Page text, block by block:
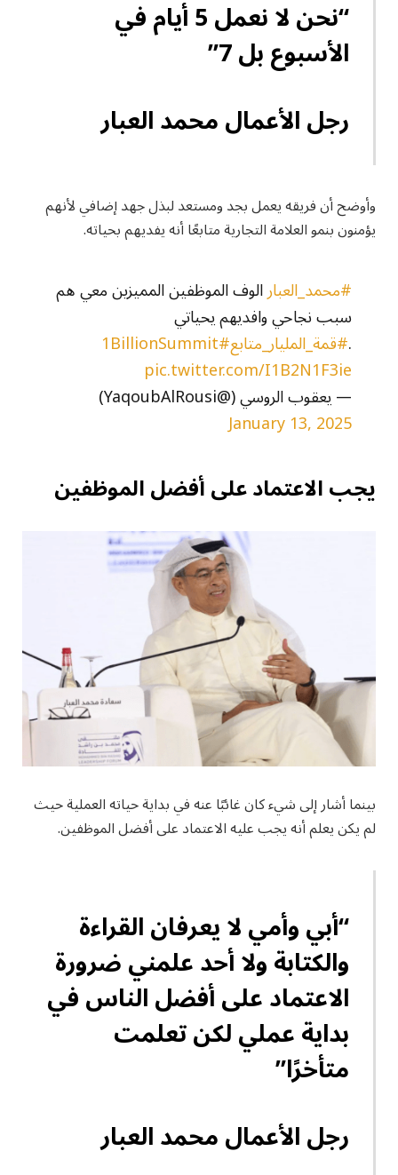
“نحن لا نعمل 5 أيام في
الأسبوع بل 7”
رجل الأعمال محمد العبار
وأوضح أن فريقه يعمل بجد ومستعد لبذل جهد إضافي لأنهم
يؤمنون بنمو العلامة التجارية متابعًا أنه يفديهم بحياته.
#محمد_العبارالوف الموظفين المميزين معي هم
سبب نجاحي وافديهم يحياتي
.#قمة_المليار_متابع#1BillionSummit
pic.twitter.com/I1B2N1F3ie
— يعقوب الروسي (@YaqoubAlRousi)
January 13, 2025
يجب الاعتماد على أفضل الموظفين
بينما أشار إلى شيء كان غائبًا عنه في بداية حياته العملية حيث
لم يكن يعلم أنه يجب عليه الاعتماد على أفضل الموظفين.
“أبي وأمي لا يعرفان القراءة
والكتابة ولا أحد علمني ضرورة
الاعتماد على أفضل الناس في
بداية عملي لكن تعلمت
متأخرًا”
رجل الأعمال محمد العبار